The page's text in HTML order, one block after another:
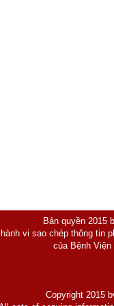
Bản quyền 2015
vi sao chép thông tin
của Bệnh
Copyright 2015